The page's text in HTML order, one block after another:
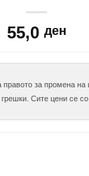
55,0 ден
правото за промена на